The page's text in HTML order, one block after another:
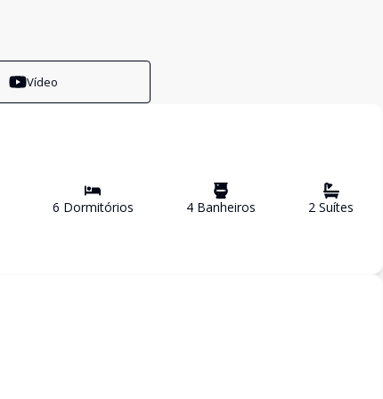
Vídeo
6 Dormitórios 4Banheiros 2 Suítes